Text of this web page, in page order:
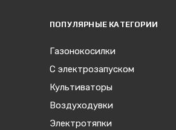
ПОПУЛЯРНЫЕ КАТЕГОРИИ
Газонокосилки
С электрозапуском
Культиваторы
Воздуходувки
Электротяпки